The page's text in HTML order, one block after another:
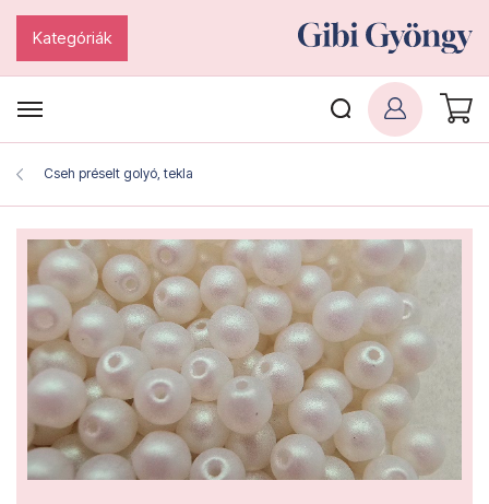
Kategóriák
Cseh préselt golyó, tekla